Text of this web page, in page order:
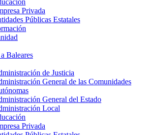
Privada
Públicas Estatales
Baleares
de Justicia
General de las Comunidades
General del Estado
Local
Privada